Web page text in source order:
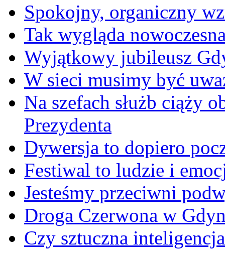
Spokojny, organiczny
Tak wygląda
Wyjątkowy jubileusz
W sieci musimy być
Na szefach służb ciąży
Prezydenta
Dywersja to dopiero
Festiwal to ludzie i
Jesteśmy przeciwni
Droga Czerwona w
Czy sztuczna